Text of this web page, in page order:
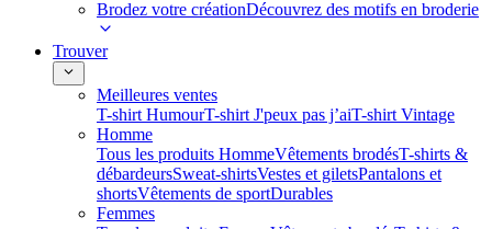
Brodez votre créationDécouvrez des motifs en broderie
Trouver
Meilleures ventes
T-shirt HumourT-shirt J'peux pas j’aiT-shirt Vintage
Homme
Tous les produits HommeVêtements brodésT-shirts &
débardeursSweat-shirtsVestes et giletsPantalons et
shortsVêtements de sportDurables
Femmes